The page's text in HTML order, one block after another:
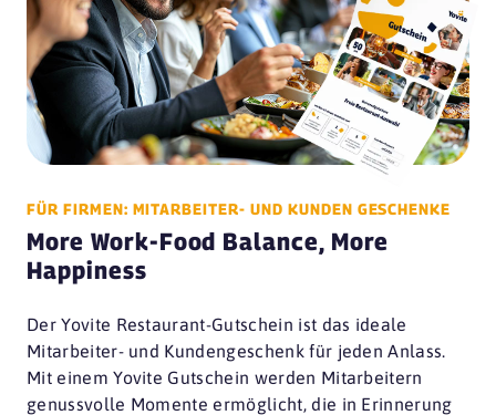
FÜR FIRMEN: MITARBEITER- UND KUNDEN GESCHENKE
More Work-Food Balance, More
Happiness
Der Yovite Restaurant-Gutschein ist das ideale
Mitarbeiter- und Kundengeschenk für jeden Anlass.
Mit einem Yovite Gutschein werden Mitarbeitern
genussvolle Momente ermöglicht, die in Erinnerung